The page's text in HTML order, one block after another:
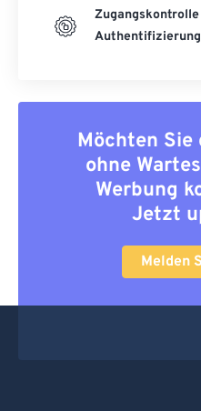
Zugangskontrolle
Authentifizierung
Möchten Sie
ohne
Werbung
Jetzt
Melden